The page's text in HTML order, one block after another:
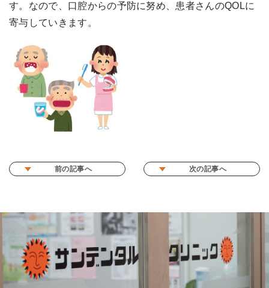
す。なので、口腔からの予防に努め、患者さんのQOLに
寄与していきます。
前の記事へ 次の記事へ